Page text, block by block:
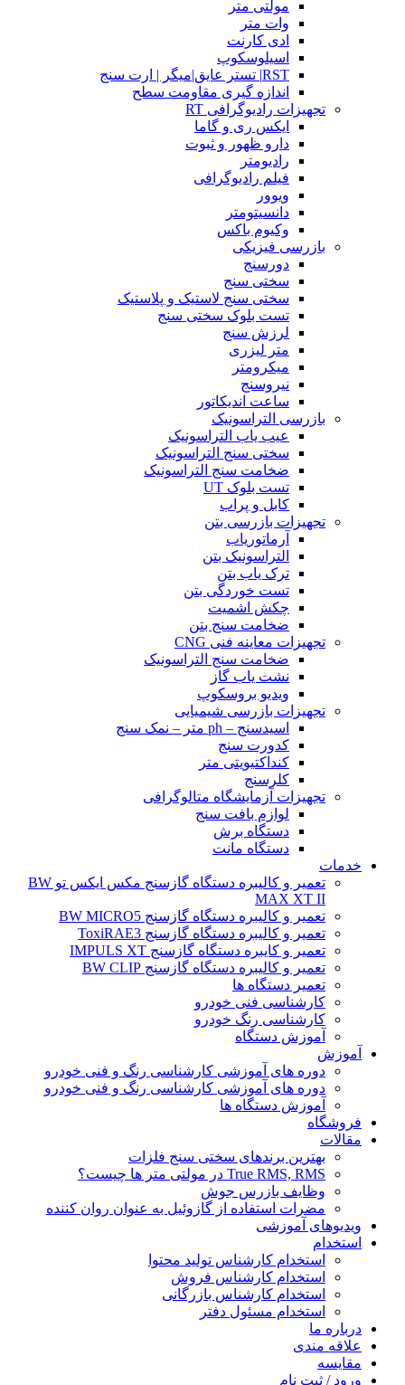
مولتی متر
وات متر
ادی کارنت
اسیلوسکوپ
RST| تستر عایق|میگر | ارت سنج
اندازه گیری مقاومت سطح
تجهیزات رادیوگرافی RT
ایکس ری و گاما
دارو ظهور و ثبوت
رادیومتر
فیلم رادیوگرافی
ویوور
دانسیتومتر
وکیوم باکس
بازرسی فیزیکی
دورسنج
سختی سنج
سختی سنج لاستیک و پلاستیک
تست بلوک سختی سنج
لرزش سنج
متر لیزری
میکرومتر
نیروسنج
ساعت اندیکاتور
بازرسی التراسونیک
عیب یاب التراسونیک
سختی سنج التراسونیک
ضخامت سنج التراسونیک
تست بلوک UT
کابل و پراب
تجهیزات بازرسی بتن
آرماتوریاب
التراسونیک بتن
ترک یاب بتن
تست خوردگی بتن
چکش اشمیت
ضخامت سنج بتن
تجهیزات معاینه فنی CNG
ضخامت سنج التراسونیک
نشت یاب گاز
ویدیو بروسکوپ
تجهیزات بازرسی شیمیایی
اسیدسنج – ph متر – نمک سنج
کدورت سنج
کنداکتیویتی متر
کلرسنج
تجهیزات آزمایشگاه متالوگرافی
لوازم بافت سنج
دستگاه برش
دستگاه مانت
خدمات
تعمیر و کالیبره دستگاه گازسنج مکس ایکس تو BW
MAX XT II
تعمیر و کالیبره دستگاه گازسنج BW MICRO5
تعمیر و کالیبره دستگاه گازسنج ToxiRAE3
تعمیر و کایبره دستگاه گازسنج IMPULS XT
تعمیر و کالیبره دستگاه گازسنج BW CLIP
تعمیر دستگاه ها
کارشناسی فنی خودرو
کارشناسی رنگ خودرو
آموزش دستگاه
آموزش
دوره های آموزشی کارشناسی رنگ و فنی خودرو
دوره های آموزشی کارشناسی رنگ و فنی خودرو
آموزش دستگاه ها
فروشگاه
مقالات
بهترین برندهای سختی سنج فلزات
True RMS, RMS در مولتی متر ها چیست؟
وظایف بازرس جوش
مضرات استفاده از گازوئیل به عنوان روان کننده
ویدیوهای آموزشی
استخدام
استخدام کارشناس تولید محتوا
استخدام کارشناس فروش
استخدام کارشناس بازرگانی
استخدام مسئول دفتر
درباره ما
علاقه مندی
مقایسه
ورود / ثبت نام